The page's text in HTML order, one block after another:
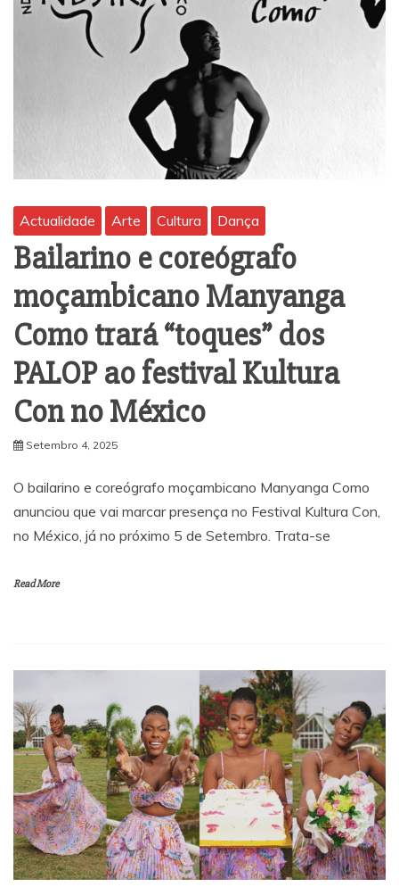
Actualidade Arte Cultura Dança
Bailarino e coreógrafo
moçambicano Manyanga
Como trará “toques” dos
PALOP ao festival Kultura
Con no México
Setembro 4, 2025
O bailarino e coreógrafo moçambicano Manyanga Como
anunciou que vai marcar presença no Festival Kultura Con,
no México, já no próximo 5 de Setembro. Trata-se
Read More